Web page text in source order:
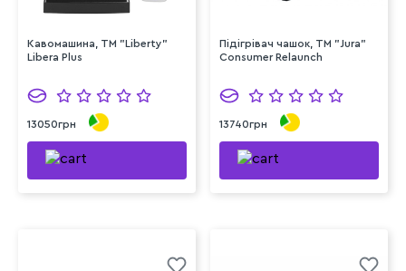
Кавомашина, ТМ "Liberty"
Libera Plus
13050грн
Підігрівач чашок, TM "Jura"
Consumer Relaunch
13740грн